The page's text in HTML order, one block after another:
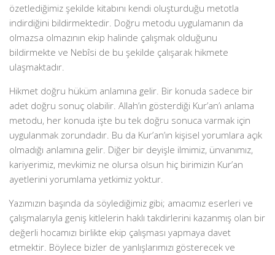
özetlediğimiz şekilde kitabını kendi oluşturduğu metotla
indirdiğini bildirmektedir. Doğru metodu uygulamanın da
olmazsa olmazının ekip halinde çalışmak olduğunu
bildirmekte ve Nebîsi de bu şekilde çalışarak hikmete
ulaşmaktadır.
Hikmet doğru hüküm anlamına gelir. Bir konuda sadece bir
adet doğru sonuç olabilir. Allah’ın gösterdiği Kur’an’ı anlama
metodu, her konuda işte bu tek doğru sonuca varmak için
uygulanmak zorundadır. Bu da Kur’an’ın kişisel yorumlara açık
olmadığı anlamına gelir. Diğer bir deyişle ilmimiz, ünvanımız,
kariyerimiz, mevkimiz ne olursa olsun hiç birimizin Kur’an
ayetlerini yorumlama yetkimiz yoktur.
Yazımızın başında da söylediğimiz gibi; amacımız eserleri ve
çalışmalarıyla geniş kitlelerin haklı takdirlerini kazanmış olan bir
değerli hocamızı birlikte ekip çalışması yapmaya davet
etmektir. Böylece bizler de yanlışlarımızı gösterecek ve